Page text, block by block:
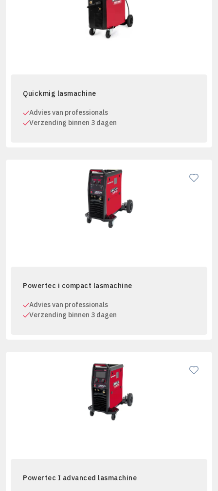
Quickmig lasmachine
Advies van professionals
Verzending binnen 3 dagen
Powertec i compact lasmachine
Advies van professionals
Verzending binnen 3 dagen
Powertec I advanced lasmachine